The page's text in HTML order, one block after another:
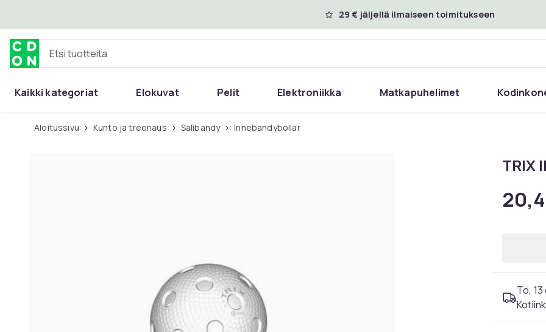
29 € jäljellä ilmaiseen toimitukseen
Etsi tuotteita
Kaikki kategoriat Elokuvat Pelit Elektroniikka Matkapuhelimet
Aloitussivu Kunto ja treenaus Salibandy Innebandybollar
TRIX
To,